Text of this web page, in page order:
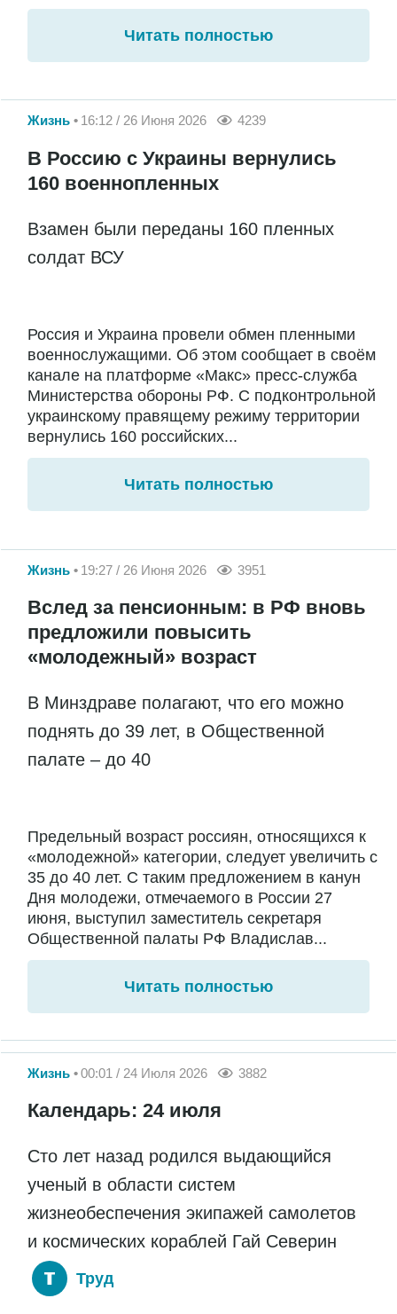
Читать полностью
Жизнь 16:12 / 26 Июня 2026 4239
В Россию с Украины вернулись
160 военнопленных
Взамен были переданы 160 пленных
солдат ВСУ
Россия и Украина провели обмен пленными
военнослужащими. Об этом сообщает в своём
канале на платформе «Макс» пресс-служба
Министерства обороны РФ. С подконтрольной
украинскому правящему режиму территории
вернулись 160 российских...
Читать полностью
Жизнь 19:27 / 26 Июня 2026 3951
Вслед за пенсионным: в РФ вновь
предложили повысить
«молодежный» возраст
В Минздраве полагают, что его можно
поднять до 39 лет, в Общественной
палате – до 40
Предельный возраст россиян, относящихся к
«молодежной» категории, следует увеличить с
35 до 40 лет. С таким предложением в канун
Дня молодежи, отмечаемого в России 27
июня, выступил заместитель секретаря
Общественной палаты РФ Владислав...
Читать полностью
Жизнь 00:01 / 24 Июля 2026 3882
Календарь: 24 июля
Сто лет назад родился выдающийся
ученый в области систем
жизнеобеспечения экипажей самолетов
и космических кораблей Гай Северин
Труд